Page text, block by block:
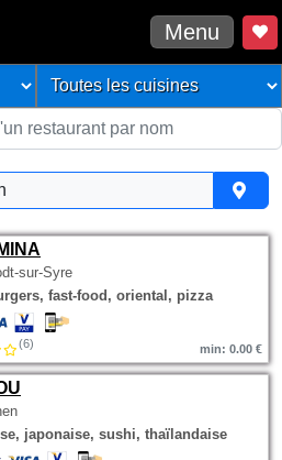
Menu
sur-Syre
fast-food, oriental, pizza
(6) min: 0.00 €
japonaise, sushi, thaïlandaise